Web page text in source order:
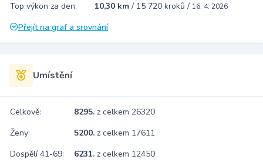
Top výkon za den:
10,30 km / 15 720 kroků / 16. 4. 2026
Přejít na graf a srovnání
Umístění
Celkově: 8295. z celkem 26320
Ženy:
5200. z celkem 17611
Dospělí 41-69:
6231. z celkem 12450